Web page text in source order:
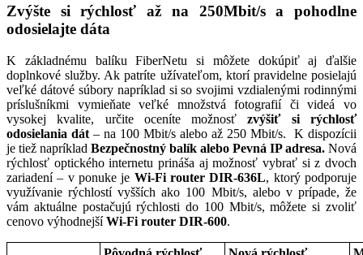
Zvýšte si rýchlosť až na 250Mbit/s a pohodlne
odosielajte dáta
K základnému balíku FiberNetu si môžete dokúpiť aj ďalšie
doplnkové služby. Ak patríte užívateľom, ktorí pravidelne posielajú
veľké dátové súbory napríklad si so svojimi vzdialenými rodinnými
príslušníkmi vymieňate veľké množstvá fotografií či videá vo
vysokej kvalite, určite oceníte možnosťzvýšiť si rýchlosť
odosielania dát – na 100 Mbit/s alebo až 250 Mbit/s. K dispozícii
je tiež napríklad Bezpečnostný balík alebo Pevná IP adresa. Nová
rýchlosť optického internetu prináša aj možnosť vybrať si z dvoch
zariadení – v ponuke je Wi-Fi router DIR-636L, ktorý podporuje
využívanie rýchlostí vyšších ako 100 Mbit/s, alebo v prípade, že
vám aktuálne postačujú rýchlosti do 100 Mbit/s, môžete si zvoliť
cenovo výhodnejšíWi-Fi router DIR-600.